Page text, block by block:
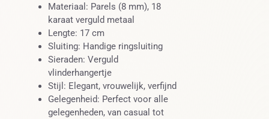
Materiaal: Parels (8 mm), 18
karaat verguld metaal
Lengte: 17 cm
Sluiting: Handige ringsluiting
Sieraden: Verguld
vlinderhangertje
Stijl: Elegant, vrouwelijk, verfijnd
Gelegenheid: Perfect voor alle
gelegenheden, van casual tot